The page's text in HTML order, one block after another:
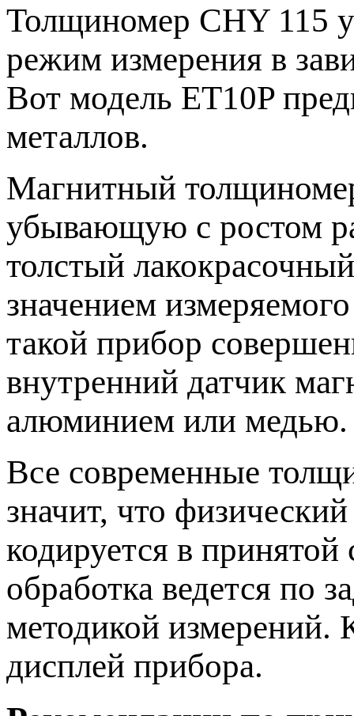
Толщиномер CHY 115
режим измерения в
Вот модель ET10P
металлов.
Магнитный
убывающую с ростом
толстый
значением
такой прибор
внутренний датчик
алюминием или медью.
Все современные
значит, что
кодируется в
обработка ведется по
методикой измерений.
дисплей прибора.